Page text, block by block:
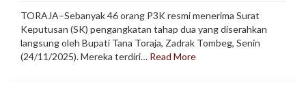
TORAJA–Sebanyak 46 orang P3K resmi menerima Surat
Keputusan (SK) pengangkatan tahap dua yang diserahkan
langsung oleh Bupati Tana Toraja, Zadrak Tombeg, Senin
(24/11/2025). Mereka terdiri… Read More